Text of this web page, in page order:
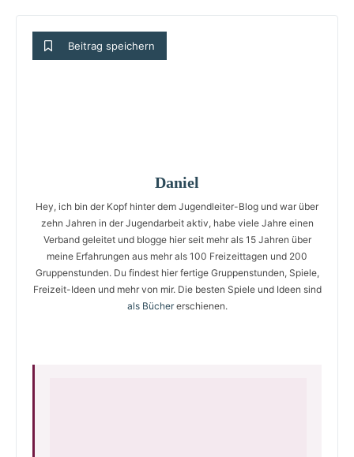
Beitrag speichern
Daniel
Hey, ich bin der Kopf hinter dem Jugendleiter-Blog und war über
zehn Jahren in der Jugendarbeit aktiv, habe viele Jahre einen
Verband geleitet und blogge hier seit mehr als 15 Jahren über
meine Erfahrungen aus mehr als 100 Freizeittagen und 200
Gruppenstunden. Du findest hier fertige Gruppenstunden, Spiele,
Freizeit-Ideen und mehr von mir. Die besten Spiele und Ideen sind
als Büchererschienen.